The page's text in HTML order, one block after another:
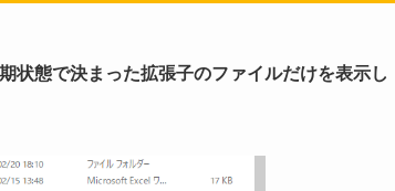
状態で決まった拡張子のファイルだけを表示し